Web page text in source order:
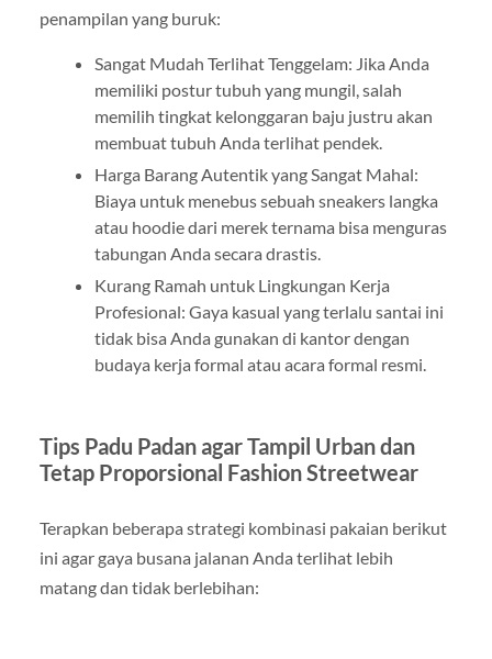
penampilan yang buruk:
Sangat Mudah Terlihat Tenggelam: Jika Anda
memiliki postur tubuh yang mungil, salah
memilih tingkat kelonggaran baju justru akan
membuat tubuh Anda terlihat pendek.
Harga Barang Autentik yang Sangat Mahal:
Biaya untuk menebus sebuah sneakers langka
atau hoodie dari merek ternama bisa menguras
tabungan Anda secara drastis.
Kurang Ramah untuk Lingkungan Kerja
Profesional: Gaya kasual yang terlalu santai ini
tidak bisa Anda gunakan di kantor dengan
budaya kerja formal atau acara formal resmi.
Tips Padu Padan agar Tampil Urban dan
Tetap Proporsional Fashion Streetwear
Terapkan beberapa strategi kombinasi pakaian berikut
ini agar gaya busana jalanan Anda terlihat lebih
matang dan tidak berlebihan: